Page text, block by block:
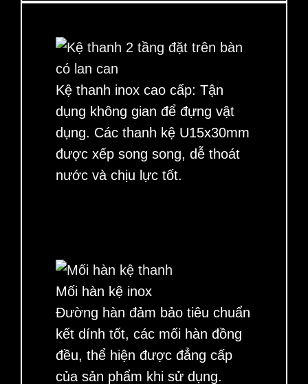
Kệ thanh inox cao cấp: Tận
dụng không gian để đựng vật
dụng. Các thanh kệ U15x30mm
được xếp song song, dễ thoát
nước và chịu lực tốt.
Mối hàn kệ inox
Đường hàn đảm bảo tiêu chuẩn
kết dính tốt, các mối hàn đồng
đều, thể hiện được đẳng cấp
của sản phẩm khi sử dụng.